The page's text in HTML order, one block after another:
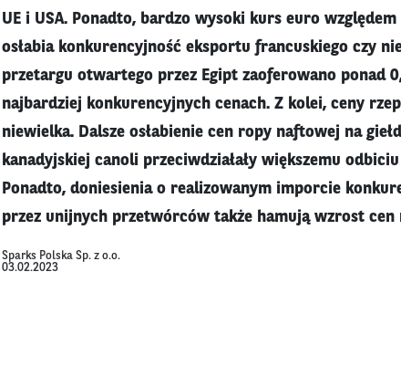
UE i USA. Ponadto, bardzo wysoki kurs euro
osłabia konkurencyjność eksportu francuskiego czy
przetargu otwartego przez Egipt zaoferowano ponad
najbardziej konkurencyjnych cenach. Z kolei, ceny
niewielka. Dalsze osłabienie cen ropy naftowej na
kanadyjskiej canoli przeciwdziałały większemu
Ponadto, doniesienia o realizowanym imporcie
przez unijnych przetwórców także hamują wzrost cen
Sparks Polska Sp. z o.o.
03.02.2023